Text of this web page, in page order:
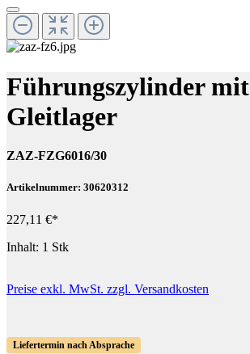
Führungszylinder mit
Gleitlager
ZAZ-FZG6016/30
Artikelnummer: 30620312
227,11 €*
Inhalt: 1 Stk
Preise exkl. MwSt. zzgl. Versandkosten
Liefertermin nach Absprache